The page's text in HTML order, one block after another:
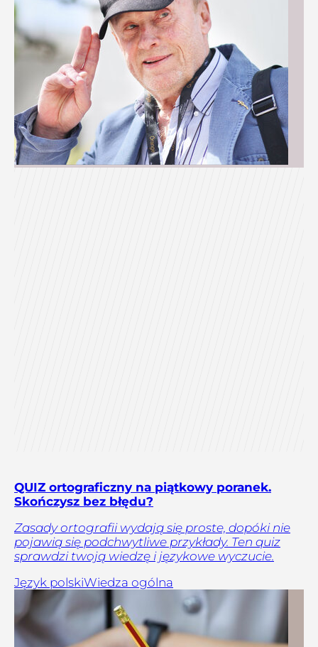
QUIZ ortograficzny na piątkowy poranek.
Skończysz bez błędu?
Zasady ortografii wydają się proste, dopóki nie
pojawią się podchwytliwe przykłady. Ten quiz
sprawdzi twoją wiedzę i językowe wyczucie.
Język polskiWiedza ogólna